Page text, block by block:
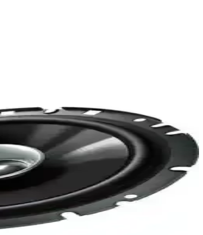
dayanıklı yapısıyla uzun kullanım imkanı tanır.